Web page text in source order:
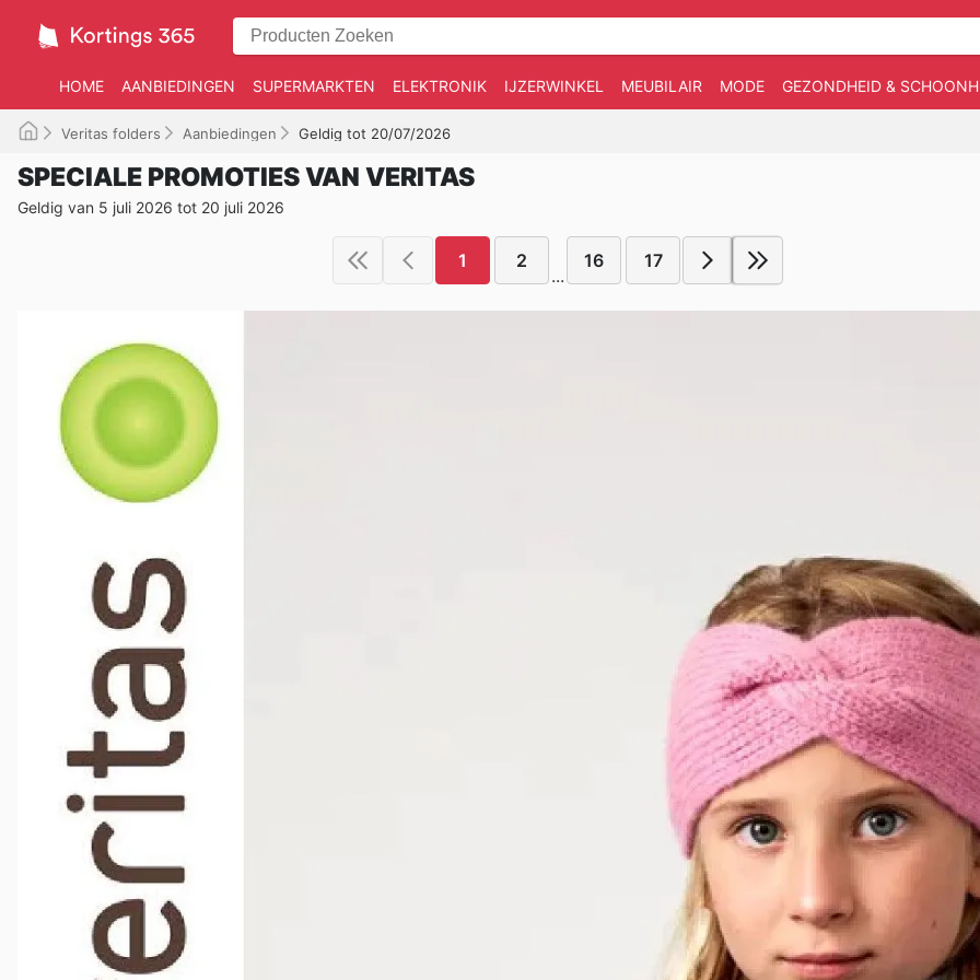
HOME AANBIEDINGEN SUPERMARKTEN ELEKTRONIK IJZERWINKEL MEUBILAIR MODE GEZONDHEID &
Veritas folders Aanbiedingen Geldig tot 20/07/2026
SPECIALE PROMOTIES VAN VERITAS
Geldig van 5 juli 2026 tot 20 juli 2026
1 2
...
16 17